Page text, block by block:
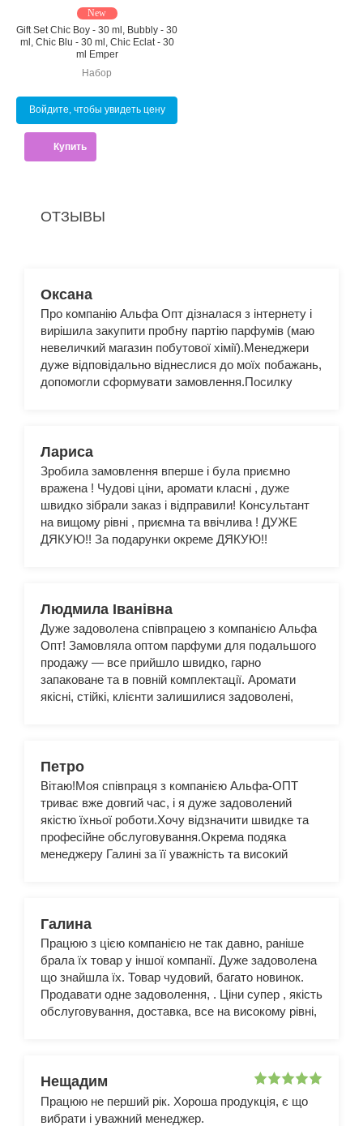
New
Gift Set Chic Boy - 30 ml, Bubbly - 30
ml, Chic Blu - 30 ml, Chic Eclat - 30
ml Emper
Набор
Войдите, чтобы увидеть цену
Купить
ОТЗЫВЫ
Оксана
Про компанію Альфа Опт дізналася з інтернету і
вирішила закупити пробну партію парфумів (маю
невеличкий магазин побутової хімії).Менеджери
дуже відповідально віднеслися до моїх побажань,
допомогли сформувати замовлення.Посилку
співвідношення ціна-якість.Бажаю процвітання
компанії Альфа Опт та сподіваюсь на подальшу
співпрацю :)
Лариса
Зробила замовлення вперше і була приємно
вражена ! Чудові ціни, аромати класні , дуже
швидко зібрали заказ і відправили! Консультант
на вищому рівні , приємна та ввічлива ! ДУЖЕ
ДЯКУЮ!! За подарунки окреме ДЯКУЮ!!
Людмила Іванівна
Дуже задоволена співпрацею з компанією Альфа
Опт! Замовляла оптом парфуми для подальшого
продажу — все прийшло швидко, гарно
запаковане та в повній комплектації. Аромати
якісні, стійкі, клієнти залишилися задоволені,
Петро
Вітаю!Моя співпраця з компанією Альфа-ОПТ
триває вже довгий час, і я дуже задоволений
якістю їхньої роботи.Хочу відзначити швидке та
професійне обслуговування.Окрема подяка
менеджеру Галині за її уважність та високий
Галина
Працюю з цією компанією не так давно, раніше
брала їх товар у іншої компанії. Дуже задоволена
що знайшла їх. Товар чудовий, багато новинок.
Продавати одне задоволення, . Ціни супер , якість
обслуговування, доставка, все на високому рівні,
кращі !!!
Нещадим
Працюю не перший рік. Хороша продукція, є що
вибрати і уважний менеджер.